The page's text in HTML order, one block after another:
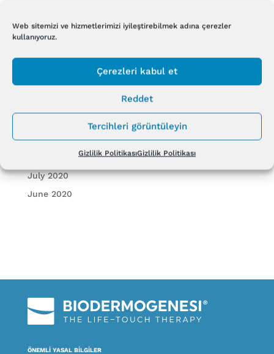
Web sitemizi ve hizmetlerimizi iyileştirebilmek adına çerezler
kullanıyoruz.
Çerezleri kabul et
Reddet
Tercihleri görüntüleyin
Gizlilik PolitikasıGizlilik Politikası
ARCHIVES
August 2022
November 2020
September 2020
July 2020
June 2020
ÖNEMLİ YASAL BİLGİLER